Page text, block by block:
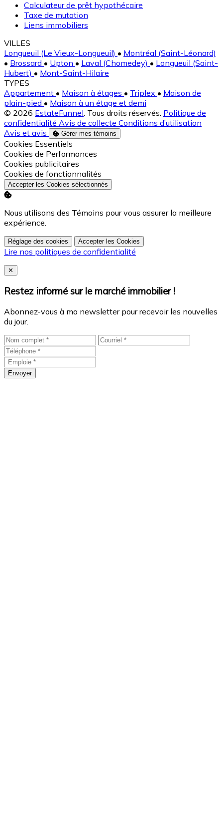
Calculateur de prêt hypothécaire
Taxe de mutation
Liens immobiliers
VILLES
Longueuil (Le Vieux-Longueuil) • Montréal (Saint-Léonard)
• Brossard • Upton • Laval (Chomedey) • Longueuil (Saint-
Hubert) • Mont-Saint-Hilaire
TYPES
Appartement • Maison à étages • Triplex • Maison de
plain-pied • Maison à un étage et demi
© 2026 EstateFunnel. Tous droits réservés. Politique de
confidentialité Avis de collecte Conditions d’utilisation
Avis et avis
Gérer mes témoins
Activer
Cookies Essentiels
Activer
Cookies de Performances
Activer
Cookies publicitaires
Activer
Cookies de fonctionnalités
Accepter les Cookies sélectionnés
Nous utilisons des Témoins pour vous assurer la meilleure
expérience.
Réglage des cookies Accepter les Cookies
Lire nos politiques de confidentialité
Close
✕
Restez informé sur le marché immobilier !
Abonnez-vous à ma newsletter pour recevoir les nouvelles
du jour.
Envoyer